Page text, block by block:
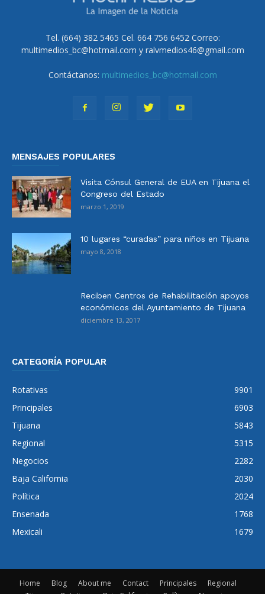
Tel. (664) 382 5465 Cel. 664 756 6452 Correo:
multimedios_bc@hotmail.com y ralvmedios46@gmail.com
Contáctanos: multimedios_bc@hotmail.com
MENSAJES POPULARES
Visita Cónsul General de EUA en Tijuana el
Congreso del Estado
marzo 1, 2019
10 lugares “curadas” para niños en Tijuana
mayo 8, 2018
Reciben Centros de Rehabilitación apoyos
económicos del Ayuntamiento de Tijuana
diciembre 13, 2017
CATEGORÍA POPULAR
Rotativas
9901
Principales
6903
Tijuana
5843
Regional
5315
Negocios
2282
Baja California
2030
Política
2024
Ensenada
1768
Mexicali
1679
Home Blog About me Contact Principales
Regional